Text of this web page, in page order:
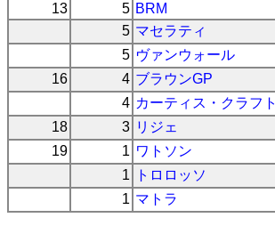
13
5 BRM
5 マセラティ
5 ヴァンウォール
16
4 ブラウンGP
4 カーティス・クラフト
18
3 リジェ
19
1 ワトソン
1
トロロッソ
1 マトラ